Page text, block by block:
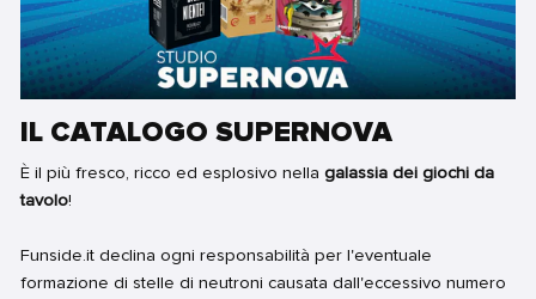
IL CATALOGO SUPERNOVA
È il più fresco, ricco ed esplosivo nella galassia dei giochi da
tavolo!
Funside.it declina ogni responsabilità per l'eventuale
formazione di stelle di neutroni causata dall'eccessivo numero